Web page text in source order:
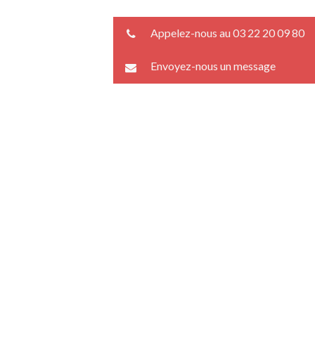
Appelez-nous au 03 22 20 09 80
Envoyez-nous un message